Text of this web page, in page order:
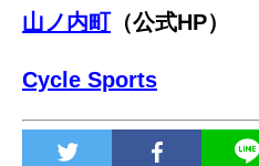
山ノ内町（公式HP）
Cycle Sports